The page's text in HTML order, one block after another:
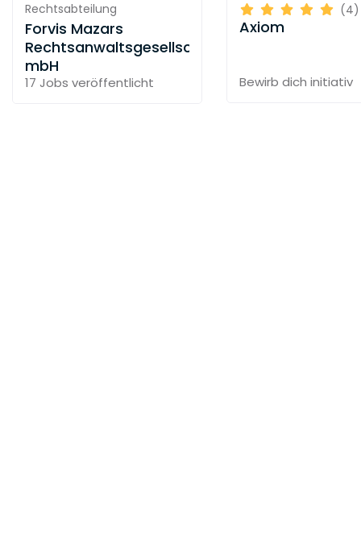
Rechtsabteilung
Forvis Mazars
Rechtsanwaltsgesellschaft
mbH
17 Jobs veröffentlicht
(4)
Axiom
Bewirb dich initiativ